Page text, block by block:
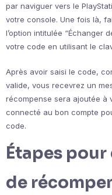
par naviguer vers le
votre console. Une fois là,
l’option intitulée “Échanger
votre code en utilisant le
Après avoir saisi le code,
valide, vous recevrez un
récompense sera ajoutée à
connecté au bon compte
code.
Étapes
de